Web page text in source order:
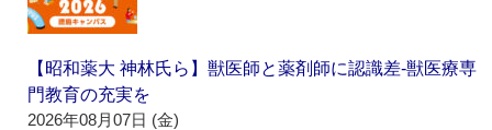
【昭和薬大 神林氏ら】獣医師と薬剤師に認識差‐獣医療専
門教育の充実を
2026年08月07日 (金)